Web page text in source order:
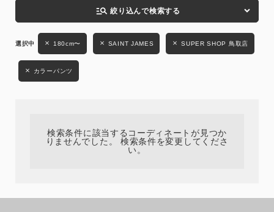
性別
MENS LADIES KIDS
ブランド
manage_search 絞り込んで検索する
180cm〜 SAINT JAMES SUPER SHOP 鳥取店
カラーパンツ
検索条件に該当するコーディネートが見つか
りませんでした。 検索条件を変更してくださ
い。